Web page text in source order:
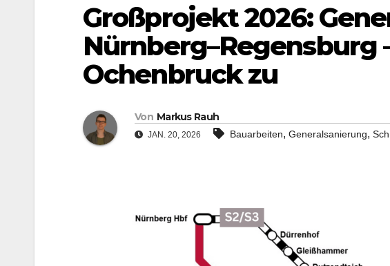
Großprojekt 2026:
Nürnberg–Regensburg
Ochenbruck zu
Von Markus Rauh
JAN. 20, 2026 Bauarbeiten, Generalsanierung,